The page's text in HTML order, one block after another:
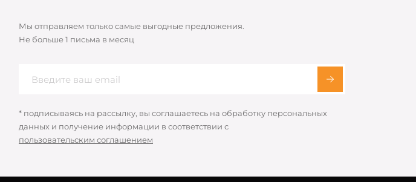
Мы отправляем только самые выгодные предложения.
Не больше 1 письма в месяц
* подписываясь на рассылку, вы соглашаетесь на обработку персональных
данных и получение информации в соответствии с
пользовательским соглашением